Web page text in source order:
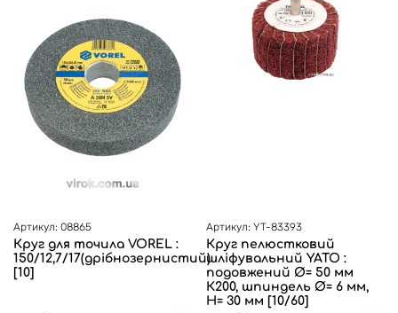
Артикул: 08865
Круг для точила VOREL :
150/12,7/17(дрібнозернистий)
[10]
Артикул: YT-83393
Круг пелюстковий
шліфувальний YATO :
подовжений Ø= 50 мм
К200, шпиндель Ø= 6 мм,
H= 30 мм [10/60]